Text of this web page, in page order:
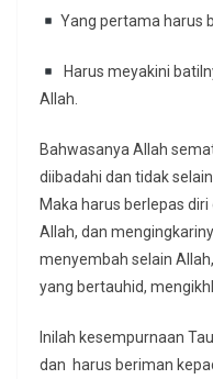
Yang pertama harus
Harus meyakini
Allah.
Bahwasanya Allah
diibadahi dan tidak
Maka harus berlepas
Allah, dan
menyembah selain
yang bertauhid,
Inilah kesempurnaan
dan harus beriman